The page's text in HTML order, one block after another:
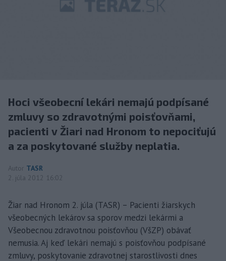
Hoci všeobecní lekári nemajú podpísané
zmluvy so zdravotnými poisťovňami,
pacienti v Žiari nad Hronom to nepociťujú
a za poskytované služby neplatia.
Autor TASR
2. júla 2012 16:02
Žiar nad Hronom 2. júla (TASR) – Pacienti žiarskych
všeobecných lekárov sa sporov medzi lekármi a
Všeobecnou zdravotnou poisťovňou (VšZP) obávať
nemusia. Aj keď lekári nemajú s poisťovňou podpísané
zmluvy, poskytovanie zdravotnej starostlivosti dnes